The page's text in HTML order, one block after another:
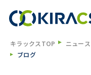
キラックスTOP
ニュー
ブログ